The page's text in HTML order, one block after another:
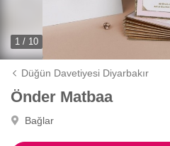
1 / 10
Düğün Davetiyesi Diyarbakır
Önder Matbaa
Bağlar